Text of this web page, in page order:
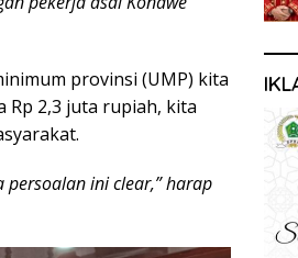
provinsi (UMP) kita
2,3 juta rupiah, kita
ini clear,” harap